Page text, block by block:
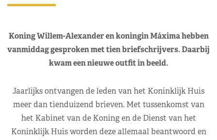
Koning Willem-Alexander en koningin Máxima hebben
vanmiddag gesproken met tien briefschrijvers. Daarbij
kwam een nieuwe outfit in beeld.
Jaarlijks ontvangen de leden van het Koninklijk Huis
meer dan tienduizend brieven. Met tussenkomst van
het Kabinet van de Koning en de Dienst van het
Koninklijk Huis worden deze allemaal beantwoord en